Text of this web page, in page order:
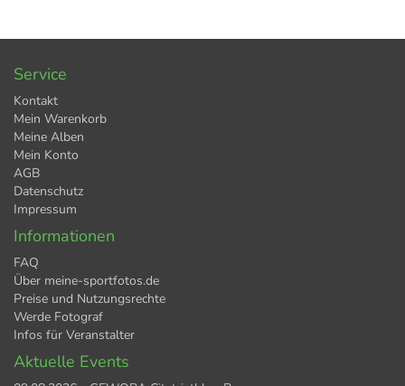
Service
Kontakt
Mein Warenkorb
Meine Alben
Mein Konto
AGB
Datenschutz
Impressum
Informationen
FAQ
Über meine-sportfotos.de
Preise und Nutzungsrechte
Werde Fotograf
Infos für Veranstalter
Aktuelle Events